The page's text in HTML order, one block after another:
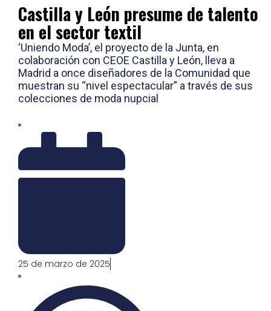
Castilla y León presume de talento
en el sector textil
‘Uniendo Moda’, el proyecto de la Junta, en
colaboración con CEOE Castilla y León, lleva a
Madrid a once diseñadores de la Comunidad que
muestran su “nivel espectacular” a través de sus
colecciones de moda nupcial
25 de marzo de 2025